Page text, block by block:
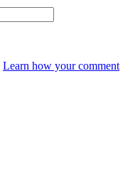
Learn how your comment